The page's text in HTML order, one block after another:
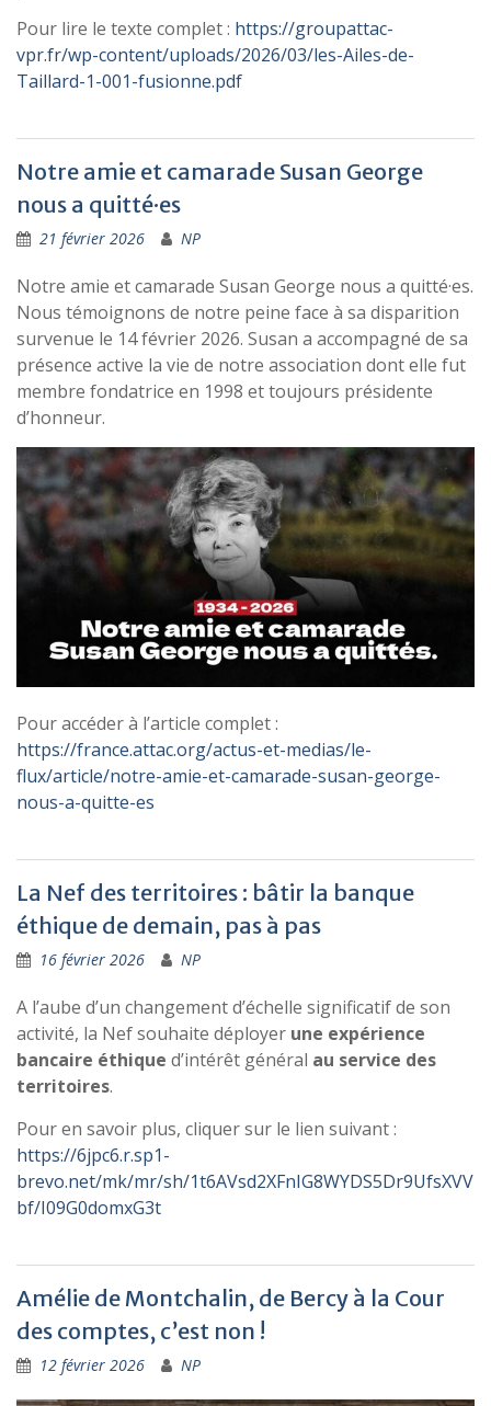
Pour lire le texte complet : https://groupattac-
vpr.fr/wp-content/uploads/2026/03/les-Ailes-de-
Taillard-1-001-fusionne.pdf
Notre amie et camarade Susan George
nous a quitté·es
21 février 2026 NP
Notre amie et camarade Susan George nous a quitté·es.
Nous témoignons de notre peine face à sa disparition
survenue le 14 février 2026. Susan a accompagné de sa
présence active la vie de notre association dont elle fut
membre fondatrice en 1998 et toujours présidente
d’honneur.
Pour accéder à l’article complet :
https://france.attac.org/actus-et-medias/le-
flux/article/notre-amie-et-camarade-susan-george-
nous-a-quitte-es
La Nef des territoires : bâtir la banque
éthique de demain, pas à pas
16 février 2026 NP
A l’aube d’un changement d’échelle significatif de son
activité, la Nef souhaite déployer une expérience
bancaire éthique d’intérêt général au service des
territoires.
Pour en savoir plus, cliquer sur le lien suivant :
https://6jpc6.r.sp1-
brevo.net/mk/mr/sh/1t6AVsd2XFnIG8WYDS5Dr9UfsXVV
bf/I09G0domxG3t
Amélie de Montchalin, de Bercy à la Cour
des comptes, c’est non !
12 février 2026 NP